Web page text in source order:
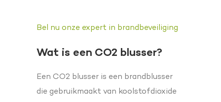
Bel nu onze expert in brandbeveiliging
Wat is een CO2 blusser?
Een CO2 blusser is een brandblusser
die gebruikmaakt van koolstofdioxide